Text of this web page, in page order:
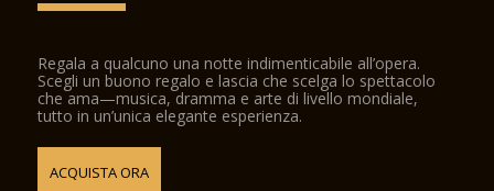
Regala a qualcuno una notte indimenticabile all’opera.
Scegli un buono regalo e lascia che scelga lo spettacolo
che ama—musica, dramma e arte di livello mondiale,
tutto in un’unica elegante esperienza.
ACQUISTA ORA